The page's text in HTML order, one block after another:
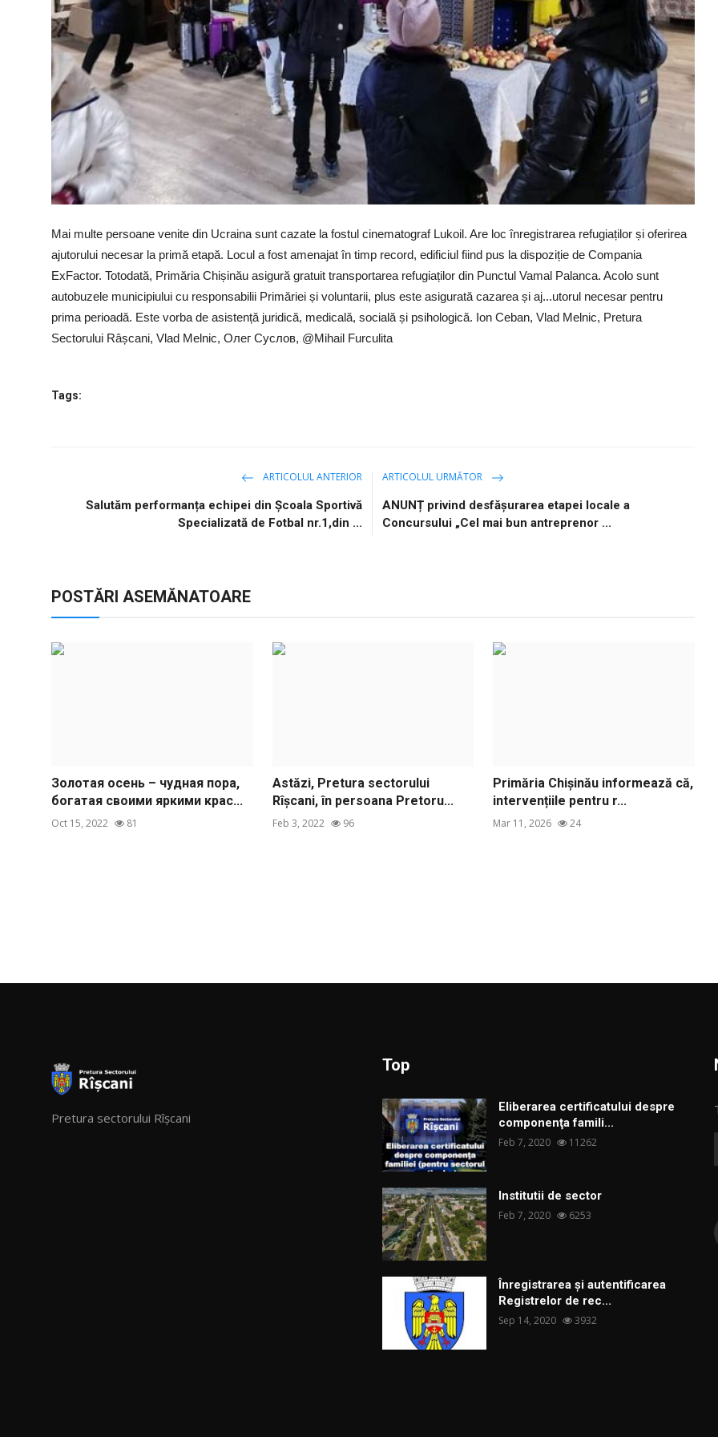
Mai multe persoane venite din Ucraina sunt cazate la fostul cinematograf Lukoil. Are loc înregistrarea refugiaților și oferirea
ajutorului necesar la primă etapă. Locul a fost amenajat în timp record, edificiul fiind pus la dispoziție de Compania
ExFactor. Totodată, Primăria Chișinău asigură gratuit transportarea refugiaților din Punctul Vamal Palanca. Acolo sunt
autobuzele municipiului cu responsabilii Primăriei și voluntarii, plus este asigurată cazarea și aj...utorul necesar pentru
prima perioadă. Este vorba de asistență juridică, medicală, socială și psihologică. Ion Ceban, Vlad Melnic, Pretura
Sectorului Râșcani, Vlad Melnic, Олег Суслов, @Mihail Furculita
Tags:
ARTICOLUL ANTERIOR
Salutăm performanța echipei din Școala Sportivă
Specializată de Fotbal nr.1,din ...
ARTICOLUL URMĂTOR
ANUNȚ privind desfășurarea etapei locale a
Concursului „Cel mai bun antreprenor ...
POSTĂRI ASEMĂNATOARE
Золотая осень – чудная пора,
богатая своими яркими крас...
Oct 15, 2022 81
Astăzi, Pretura sectorului
Rîșcani, în persoana Pretoru...
Feb 3, 2022 96
Primăria Chișinău informează că,
intervențiile pentru r...
Mar 11, 2026 24
Pretura sectorului Rîșcani
Top
Eliberarea certificatului despre
componenţa famili...
Feb 7, 2020 11262
Institutii de sector
Feb 7, 2020 6253
Înregistrarea și autentificarea
Registrelor de rec...
Sep 14, 2020 3932